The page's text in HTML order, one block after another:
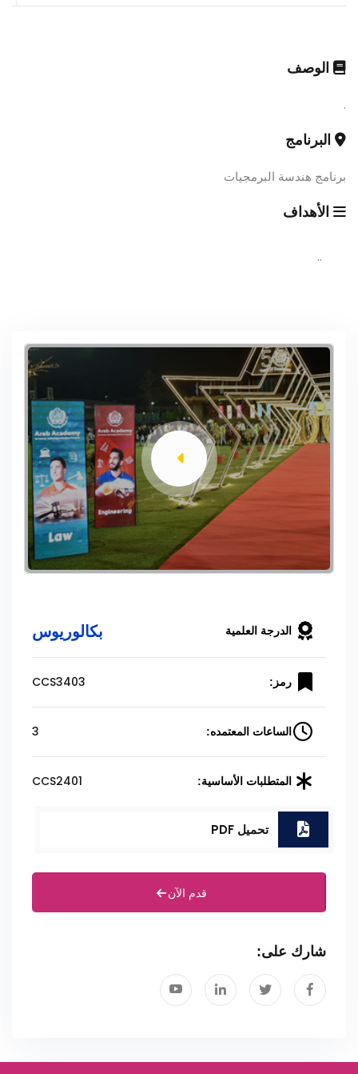
الوصف
.
البرنامج
برنامج هندسة البرمجيات
الأهداف
..
الدرجة العلمية بكالوريوس
رمز: CCS3403
الساعات المعتمده: 3
المتطلبات الأساسية: CCS2401
تحميل PDF
قدم الآن
شارك على: